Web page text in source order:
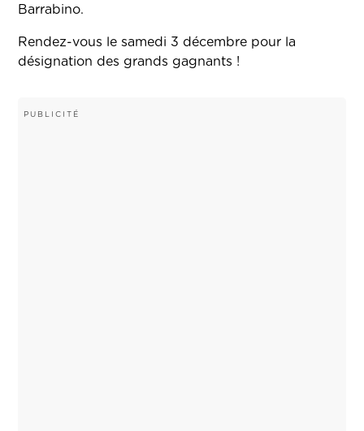
Barrabino.
Rendez-vous le samedi 3 décembre pour la
désignation des grands gagnants !